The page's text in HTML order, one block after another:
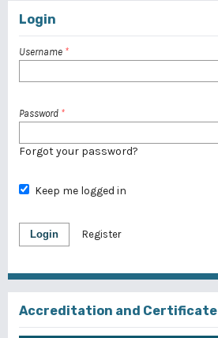
Login
Username *
Password *
Forgot your password?
Keep me logged in
Login Register
Accreditation and Certificate